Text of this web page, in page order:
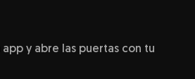
app y abre las puertas con tu